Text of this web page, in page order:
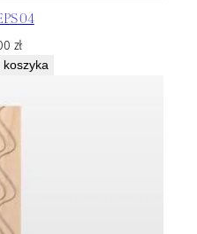
04
zł
koszyka